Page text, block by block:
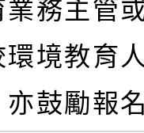
業務主管
環境教育
亦鼓勵報